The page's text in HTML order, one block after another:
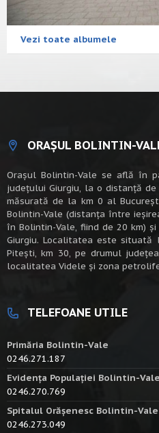
Vezi toate albumele
ORAȘUL BOLINTIN-
Oraşul Bolintin-Vale se află în
judeţului Giurgiu, la o distanţă
măsurată de la km 0 al
Bolintin-Vale (distanța între
în Bolintin-Vale, fiind de 20 km)
Giurgiu. Localitatea este situată
Piteşti, km 30, pe drumul
localitatea Videle şi zona
TELEFOANE UTILE
Primăria Bolintin-Vale
0246.271.187
Evidența Populației Bolintin-Vale
0246.270.769
Spitalul Orășenesc Bolintin-Vale
0246.273.049